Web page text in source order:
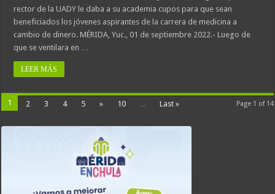
rector de la UADY le daba a su academia cupos para que sean
beneficiados los jóvenes aspirantes de la carrera de medicina a
cambio de dinero. MÉRIDA, Yuc., 01 de septiembre 2022.- Luego de
que se ventilara en …
LEER MÁS
Page 1 of 14
1 2 3 4 5 » 10 ... Last »